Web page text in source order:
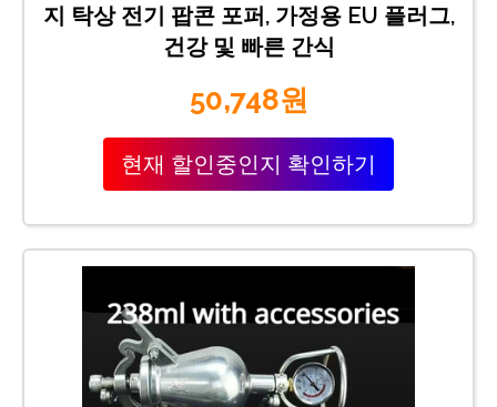
지 탁상 전기 팝콘 포퍼, 가정용 EU 플러그,
건강 및 빠른 간식
50,748원
현재 할인중인지 확인하기